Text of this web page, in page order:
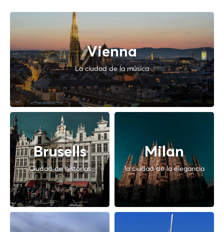
Vienna
La ciudad de la música
Brusells
Ciudad de historias
Milan
la ciudad de la elegancia